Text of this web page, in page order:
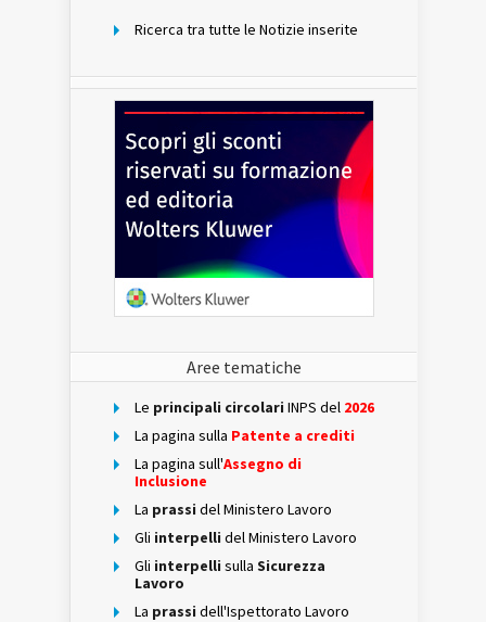
Ricerca tra tutte le Notizie inserite
Aree tematiche
Le principali circolari INPS del 2026
La pagina sulla Patente a crediti
La pagina sull'Assegno di
Inclusione
La prassi del Ministero Lavoro
Gli interpelli del Ministero Lavoro
Gli interpelli sulla Sicurezza
Lavoro
La prassi dell'Ispettorato Lavoro